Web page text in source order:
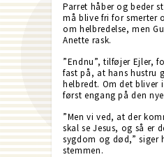
Parret håber og beder
må blive fri for smerter
om helbredelse, men
Anette rask.
”Endnu”, tilføjer Ejler,
fast på, at hans hustru
helbredt. Om det bliver
først engang på den
”Men vi ved, at der
skal se Jesus, og så er
sygdom og død,” siger
stemmen.